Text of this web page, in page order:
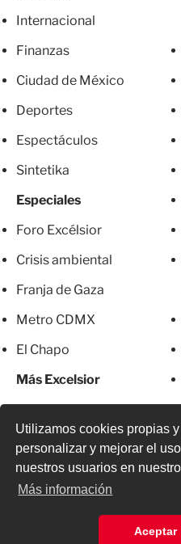
Utilizamos cookies propias
personalizar y mejorar el
nuestros usuarios en
Más información
Aceptar
Internacional
Finanzas
Ciudad de México
Deportes
Espectáculos
Sintetika
Especiales
Foro Excélsior
Crisis ambiental
Franja de Gaza
Metro CDMX
El Chapo
Más Excelsior
© 2026 Todos los derechos
o parcial, incluyendo